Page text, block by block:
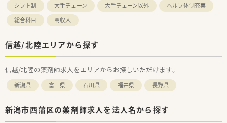
シフト制
大手チェーン 大手チェーン以外
ヘルプ体制充実
総合科目
高収入
信越/北陸エリアから探す
信越/北陸の薬剤師求人をエリアからお探しいただけます。
新潟県 富山県 石川県 福井県 長野県
新潟市西蒲区の薬剤師求人を法人名から探す